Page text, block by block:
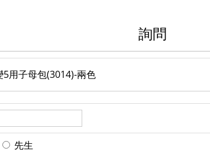
詢問
用子母包(3014)-兩色
先生